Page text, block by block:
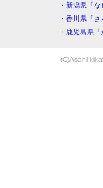
・新潟県「
・香川県「
・鹿児島県
(C)Asahi